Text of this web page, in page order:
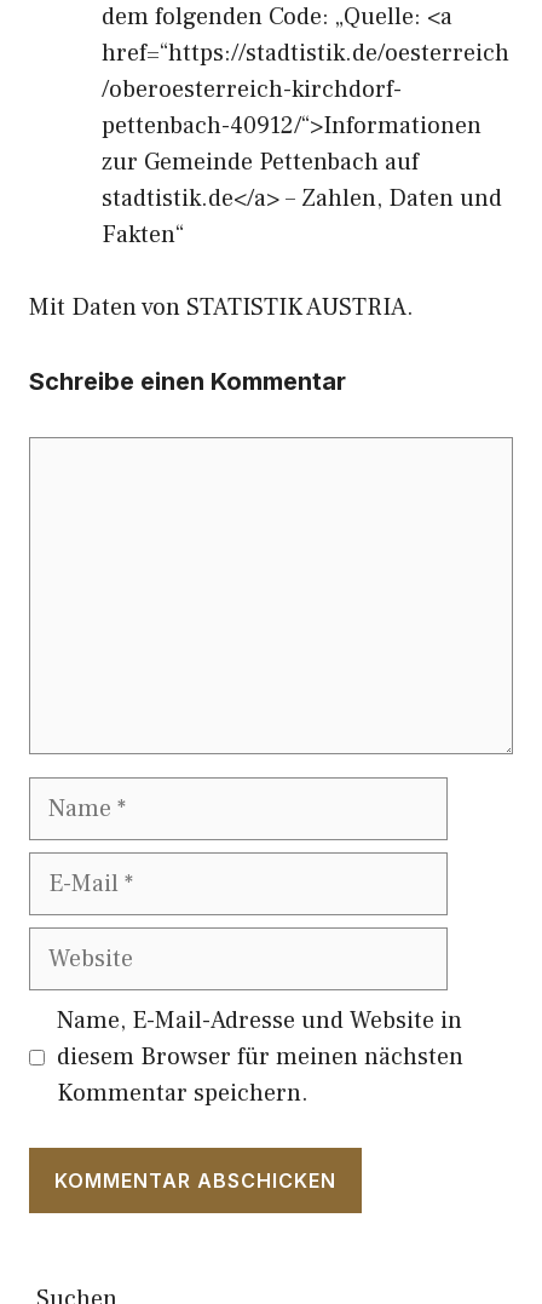
dem folgenden Code: „Quelle: <a
href=“https://stadtistik.de/oesterreich
/oberoesterreich-kirchdorf-
pettenbach-40912/“>Informationen
zur Gemeinde Pettenbach auf
stadtistik.de</a> – Zahlen, Daten und
Fakten“
Mit Daten von STATISTIK AUSTRIA.
Schreibe einen Kommentar
Name
E-
Website
Name, E-Mail-Adresse und Website in
diesem Browser für meinen nächsten
Kommentar speichern.